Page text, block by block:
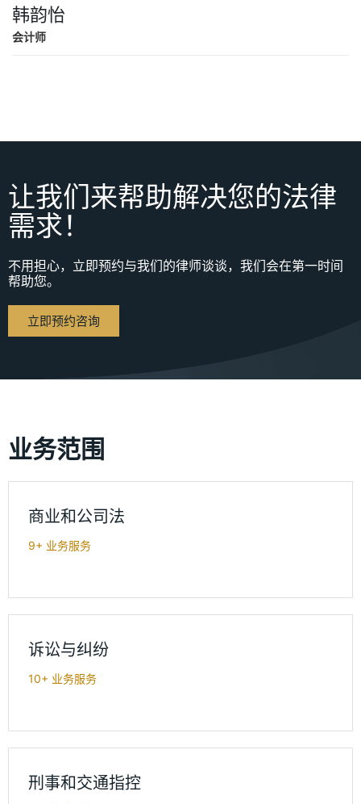
韩韵怡
会计师
让我们来帮助解决您的法律
需求！
不用担心，立即预约与我们的律师谈谈，我们会在第一时间
帮助您。
立即预约咨询
业务范围
商业和公司法
9+ 业务服务
诉讼与纠纷
10+ 业务服务
刑事和交通指控